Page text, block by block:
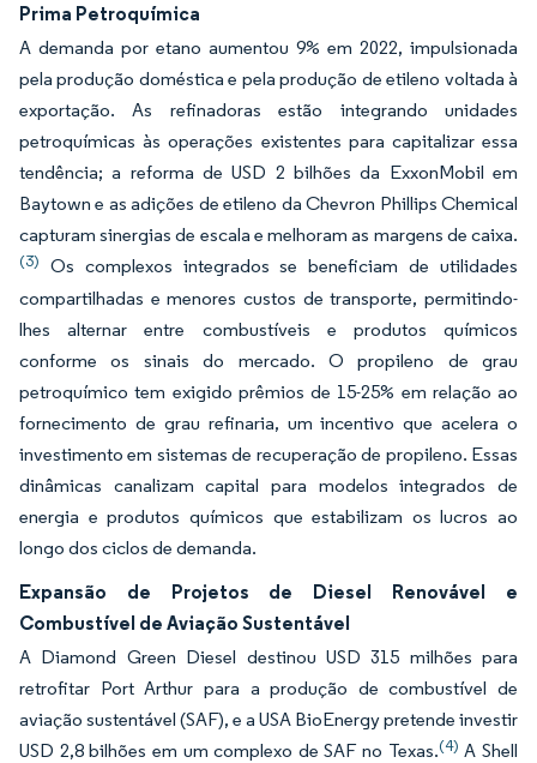
Prima Petroquímica
A demanda por etano aumentou 9% em 2022, impulsionada
pela produção doméstica e pela produção de etileno voltada à
exportação. As refinadoras estão integrando unidades
petroquímicas às operações existentes para capitalizar essa
tendência; a reforma de USD 2 bilhões da ExxonMobil em
Baytown e as adições de etileno da Chevron Phillips Chemical
capturam sinergias de escala e melhoram as margens de caixa.
(3) Os complexos integrados se beneficiam de utilidades
compartilhadas e menores custos de transporte, permitindo-
lhes alternar entre combustíveis e produtos químicos
conforme os sinais do mercado. O propileno de grau
petroquímico tem exigido prêmios de 15-25% em relação ao
fornecimento de grau refinaria, um incentivo que acelera o
investimento em sistemas de recuperação de propileno. Essas
dinâmicas canalizam capital para modelos integrados de
energia e produtos químicos que estabilizam os lucros ao
longo dos ciclos de demanda.
Expansão de Projetos de Diesel Renovável e
Combustível de Aviação Sustentável
A Diamond Green Diesel destinou USD 315 milhões para
retrofitar Port Arthur para a produção de combustível de
aviação sustentável (SAF), e a USA BioEnergy pretende investir
USD 2,8 bilhões em um complexo de SAF no Texas.(4) A Shell